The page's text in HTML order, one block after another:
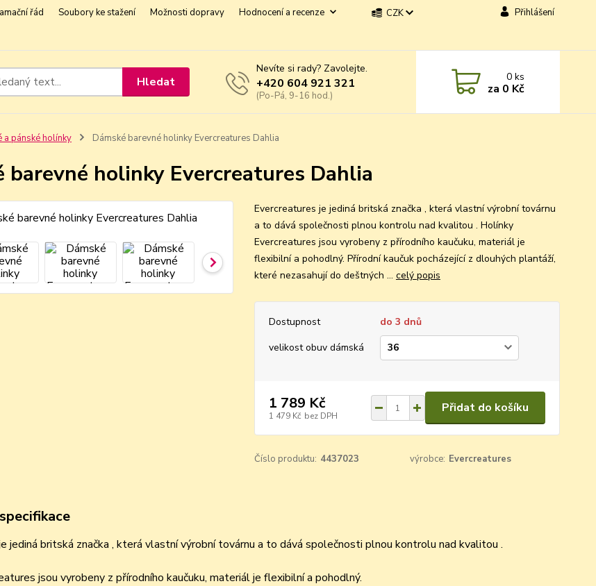
řád Soubory ke stažení Možnosti dopravy
Hodnocení a recenze
CZK Přihlášení
Hledat
Nevíte si rady? Zavolejte.
+420 604 921 321
(Po-Pá, 9-16 hod.)
0ks
za 0 Kč
a pánské holínky Dámské barevné holinky Evercreatures Dahlia
barevné holinky Evercreatures Dahlia
Evercreatures je jediná britská značka , která vlastní výrobní továrnu
a to dává společnosti plnou kontrolu nad kvalitou . Holínky
Evercreatures jsou vyrobeny z přírodního kaučuku, materiál je
flexibilní a pohodlný. Přírodní kaučuk pocházející z dlouhých plantáží,
které nezasahují do deštných ... celý popis
Dostupnost
do 3 dnů
velikost obuv dámská
1 789 Kč
1 479 Kč bez DPH
Přidat do košíku
Číslo produktu: 4437023 výrobce: Evercreatures
jediná britská značka , která vlastní výrobní továrnu a to dává společnosti plnou kontrolu nad kvalitou .
jsou vyrobeny z přírodního kaučuku, materiál je flexibilní a pohodlný.